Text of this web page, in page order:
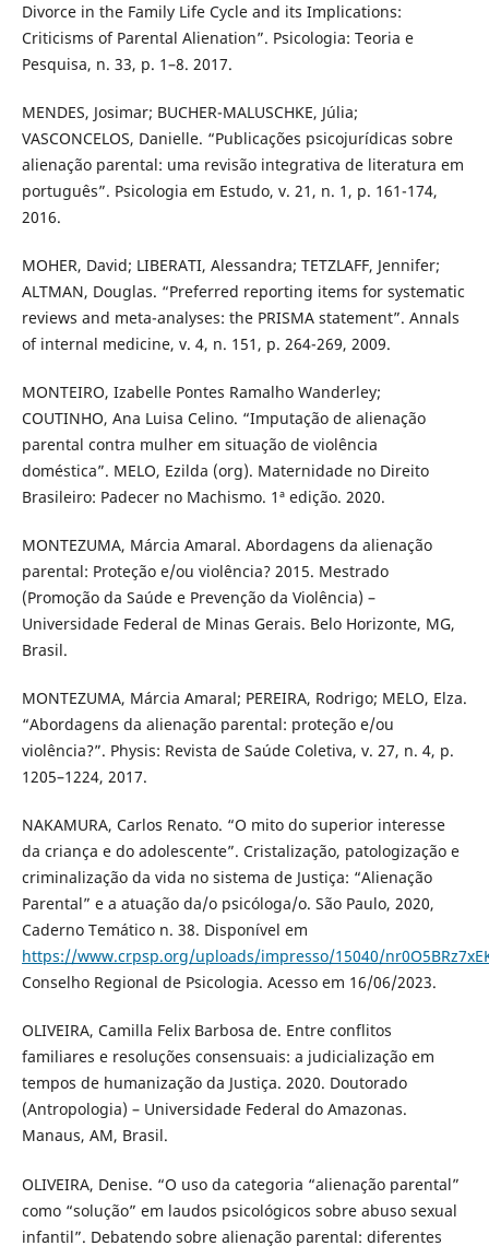
Divorce in the Family Life Cycle and its Implications:
Criticisms of Parental Alienation”. Psicologia: Teoria e
Pesquisa, n. 33, p. 1–8. 2017.
MENDES, Josimar; BUCHER-MALUSCHKE, Júlia;
VASCONCELOS, Danielle. “Publicações psicojurídicas sobre
alienação parental: uma revisão integrativa de literatura em
português”. Psicologia em Estudo, v. 21, n. 1, p. 161-174,
2016.
MOHER, David; LIBERATI, Alessandra; TETZLAFF, Jennifer;
ALTMAN, Douglas. “Preferred reporting items for systematic
reviews and meta-analyses: the PRISMA statement”. Annals
of internal medicine, v. 4, n. 151, p. 264-269, 2009.
MONTEIRO, Izabelle Pontes Ramalho Wanderley;
COUTINHO, Ana Luisa Celino. “Imputação de alienação
parental contra mulher em situação de violência
doméstica”. MELO, Ezilda (org). Maternidade no Direito
Brasileiro: Padecer no Machismo. 1ª edição. 2020.
MONTEZUMA, Márcia Amaral. Abordagens da alienação
parental: Proteção e/ou violência? 2015. Mestrado
(Promoção da Saúde e Prevenção da Violência) –
Universidade Federal de Minas Gerais. Belo Horizonte, MG,
Brasil.
MONTEZUMA, Márcia Amaral; PEREIRA, Rodrigo; MELO, Elza.
“Abordagens da alienação parental: proteção e/ou
violência?”. Physis: Revista de Saúde Coletiva, v. 27, n. 4, p.
1205–1224, 2017.
NAKAMURA, Carlos Renato. “O mito do superior interesse
da criança e do adolescente”. Cristalização, patologização e
criminalização da vida no sistema de Justiça: “Alienação
Parental” e a atuação da/o psicóloga/o. São Paulo, 2020,
Caderno Temático n. 38. Disponível em
https://www.crpsp.org/uploads/impresso/15040/
Conselho Regional de Psicologia. Acesso em 16/06/2023.
OLIVEIRA, Camilla Felix Barbosa de. Entre conflitos
familiares e resoluções consensuais: a judicialização em
tempos de humanização da Justiça. 2020. Doutorado
(Antropologia) – Universidade Federal do Amazonas.
Manaus, AM, Brasil.
OLIVEIRA, Denise. “O uso da categoria “alienação parental”
como “solução” em laudos psicológicos sobre abuso sexual
infantil”. Debatendo sobre alienação parental: diferentes